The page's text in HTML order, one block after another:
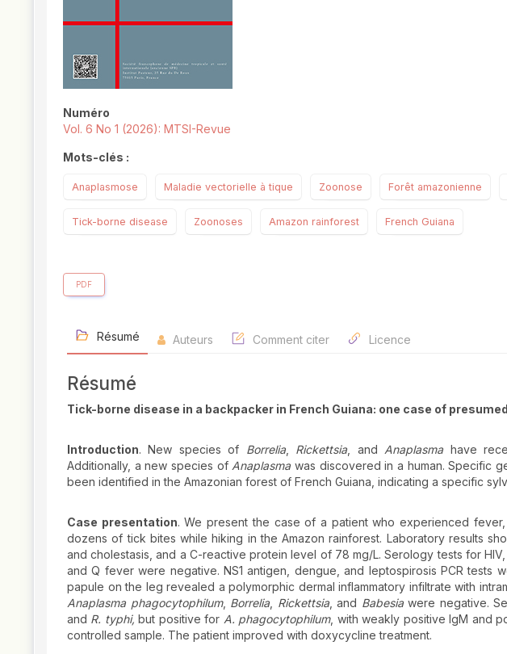
Numéro
Vol. 6 No 1 (2026): MTSI-Revue
Mots-clés :
Anaplasmose Maladie vectorielle à tique Zoonose Forêt amazonienne
Tick-borne disease Zoonoses Amazon rainforest French Guiana
PDF
Résumé Auteurs Comment citer Licence
Résumé
Tick-borne disease in a backpacker in French Guiana: one case of
Introduction. New species of Borrelia, Rickettsia , and Anaplasma have
Additionally, a new species of Anaplasma was discovered in a human. Specific
been identified in the Amazonian forest of French Guiana, indicating a specific
Case presentation. We present the case of a patient who experienced
dozens of tick bites while hiking in the Amazon rainforest. Laboratory results
and cholestasis, and a C-reactive protein level of 78 mg/L. Serology tests for
and Q fever were negative. NS1 antigen, dengue, and leptospirosis PCR tests
papule on the leg revealed a polymorphic dermal inflammatory infiltrate with
Anaplasma phagocytophilum, Borrelia Rickettsia, and Babesiawere negative.
and R. typhi, but positive for A. phagocytophilum, with weakly positive IgM and
controlled sample. The patient improved with doxycycline treatment.